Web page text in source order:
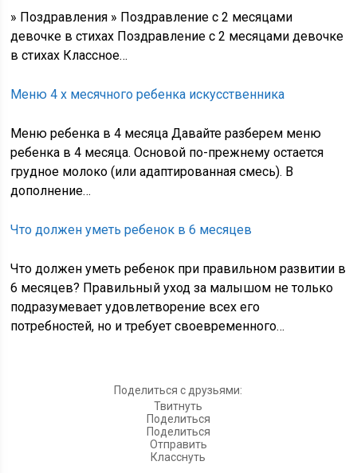
» Поздравления » Поздравление с 2 месяцами
девочке в стихах Поздравление с 2 месяцами девочке
в стихах Классное…
Меню 4 х месячного ребенка искусственника
Меню ребенка в 4 месяца Давайте разберем меню
ребенка в 4 месяца. Основой по-прежнему остается
грудное молоко (или адаптированная смесь). В
дополнение…
Что должен уметь ребенок в 6 месяцев
Что должен уметь ребенок при правильном развитии в
6 месяцев? Правильный уход за малышом не только
подразумевает удовлетворение всех его
потребностей, но и требует своевременного…
Поделиться с друзьями:
Твитнуть
Поделиться
Поделиться
Отправить
Класснуть